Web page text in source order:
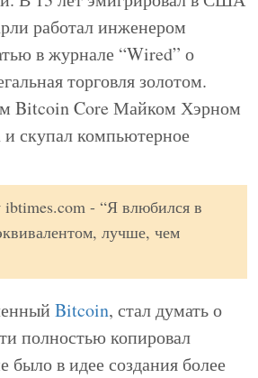
работал инженером
в журнале “Wired” о
торговля золотом.
Bitcoin Core Майком Хэрном
скупал компьютерное
ibtimes.com - “Я влюбился в
лучше, чем
Bitcoin, стал думать о
полностью копировал
в идее создания более